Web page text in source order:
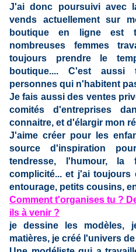
J'ai donc poursuivi avec
vends actuellement sur
boutique en ligne est
nombreuses femmes
toujours prendre le
boutique.... C'est
personnes qui n'habitent
Je fais aussi des ventes
comités d'entreprises
connaitre, et d'élargir mon
J'aime créer pour les
source d'inspiration
tendresse, l'humour, la
complicité... et j'ai toujours
entourage, petits cousins,
Comment t'organises tu ?
ils à venir ?
je dessine les modèles,
matières, je créé l'univers